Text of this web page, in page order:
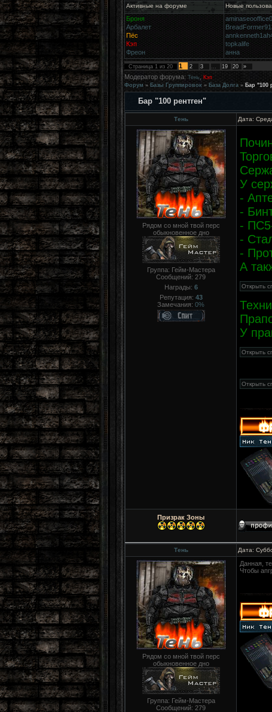
Активные на форуме Новые
Броня
Арбалет
Пёс
Кэп
Фреон
topkalife
анна
Страница 1 из 20 1 2 3 … 19 20 »
Модератор форума: Тень
Кэп
Форум » Базы Группировок » База Долга » Бар "100
Бар "100 рентген"
Тень Дата:
Рядом со мной твой перс
обыкновенное дно
Группа: Гейм-Мастера
Сообщений: 279
Награды: 6
Репутация: 43
Замечания: 0%
У
-
-
-
-
-
А
У
Призрак Зоны
Тень Дата:
Рядом со мной твой перс
обыкновенное дно
Группа: Гейм-Мастера
Сообщений: 279
Данная,
Чтобы